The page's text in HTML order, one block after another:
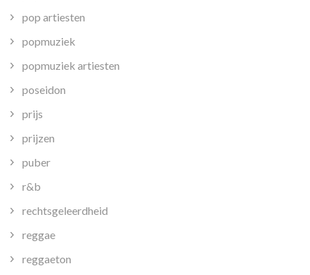
pop artiesten
popmuziek
popmuziek artiesten
poseidon
prijs
prijzen
puber
r&b
rechtsgeleerdheid
reggae
reggaeton